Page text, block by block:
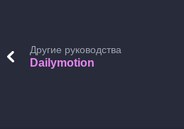
Другие руководства
Dailymotion